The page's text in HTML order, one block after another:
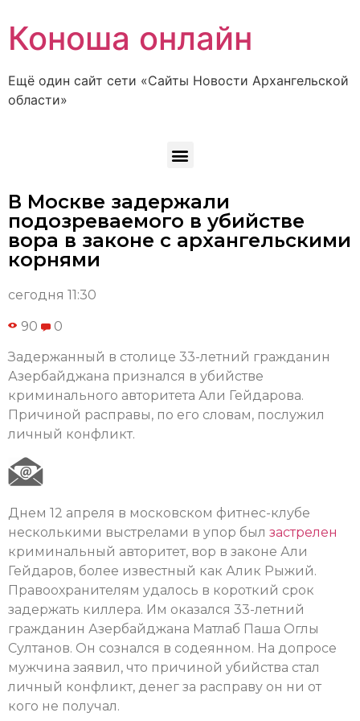
Коноша онлайн
Ещё один сайт сети «Сайты Новости Архангельской
области»
В Москве задержали
подозреваемого в убийстве
вора в законе с архангельскими
корнями
сегодня 11:30
90 0
Задержанный в столице 33-летний гражданин
Азербайджана признался в убийстве
криминального авторитета Али Гейдарова.
Причиной расправы, по его словам, послужил
личный конфликт.
Днем 12 апреля в московском фитнес-клубе
несколькими выстрелами в упор был застрелен
криминальный авторитет, вор в законе Али
Гейдаров, более известный как Алик Рыжий.
Правоохранителям удалось в короткий срок
задержать киллера. Им оказался 33-летний
гражданин Азербайджана Матлаб Паша Оглы
Султанов. Он сознался в содеянном. На допросе
мужчина заявил, что причиной убийства стал
личный конфликт, денег за расправу он ни от
кого не получал.